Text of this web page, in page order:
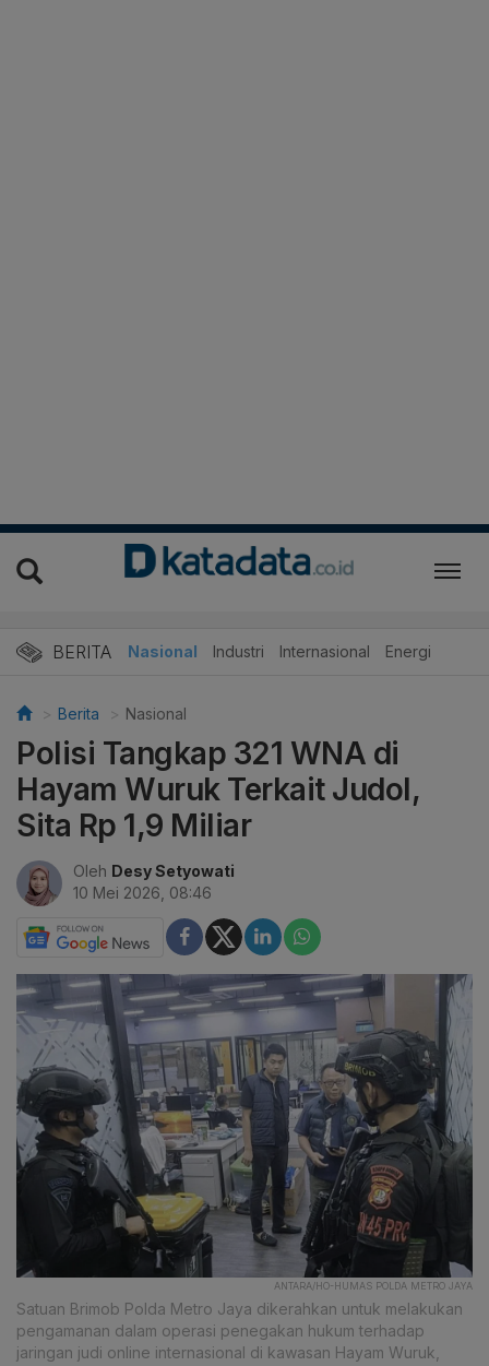
BERITA Nasional Industri Internasional Energi
Berita Nasional
Polisi Tangkap 321 WNA di
Hayam Wuruk Terkait Judol,
Sita Rp 1,9 Miliar
Oleh Desy Setyowati
10 Mei 2026, 08:46
ANTARA/HO-HUMAS POLDA METRO JAYA
Satuan Brimob Polda Metro Jaya dikerahkan untuk melakukan
pengamanan dalam operasi penegakan hukum terhadap
jaringan judi online internasional di kawasan Hayam Wuruk,